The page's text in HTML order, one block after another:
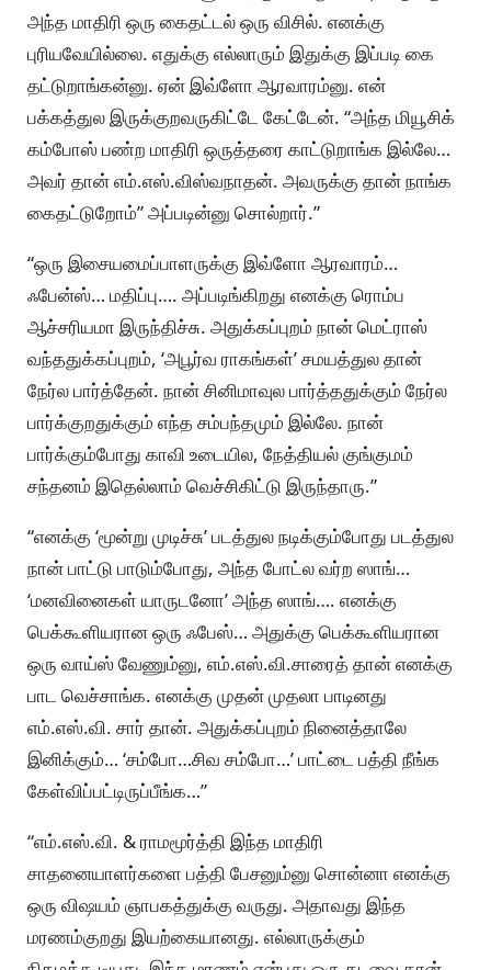
அந்த மாதிரி ஒரு கைதட்டல் ஒரு விசில். எனக்கு
புரியவேயில்லை. எதுக்கு எல்லாரும் இதுக்கு இப்படி கை
தட்டுறாங்கன்னு. ஏன் இவ்ளோ ஆரவாரம்னு. என்
பக்கத்துல இருக்குறவருகிட்டே கேட்டேன். “அந்த மியூசிக்
கம்போஸ் பண்ற மாதிரி ஒருத்தரை காட்டுறாங்க இல்லே…
அவர் தான் எம்.எஸ்.விஸ்வநாதன். அவருக்கு தான் நாங்க
கைதட்டுறோம்” அப்படின்னு சொல்றார்.”
“ஒரு இசையமைப்பாளருக்கு இவ்ளோ ஆரவாரம்…
ஃபேன்ஸ்… மதிப்பு…. அப்படிங்கிறது எனக்கு ரொம்ப
ஆச்சரியமா இருந்திச்சு. அதுக்கப்புறம் நான் மெட்ராஸ்
வந்ததுக்கப்புறம், ‘அபூர்வ ராகங்கள்’ சமயத்துல தான்
நேர்ல பார்த்தேன். நான் சினிமாவுல பார்த்ததுக்கும் நேர்ல
பார்க்குறதுக்கும் எந்த சம்பந்தமும் இல்லே. நான்
பார்க்கும்போது காவி உடையில, நேத்தியல் குங்குமம்
சந்தனம் இதெல்லாம் வெச்சிகிட்டு இருந்தாரு.”
“எனக்கு ‘மூன்று முடிச்சு’ படத்துல நடிக்கும்போது படத்துல
நான் பாட்டு பாடும்போது, அந்த போட்ல வர்ற ஸாங்…
‘மனவினைகள் யாருடனோ’ அந்த ஸாங்…. எனக்கு
பெக்கூளியரான ஒரு ஃபேஸ்… அதுக்கு பெக்கூளியரான
ஒரு வாய்ஸ் வேணும்னு, எம்.எஸ்.வி.சாரைத் தான் எனக்கு
பாட வெச்சாங்க. எனக்கு முதன் முதலா பாடினது
எம்.எஸ்.வி. சார் தான். அதுக்கப்புறம் நினைத்தாலே
இனிக்கும்… ‘சம்போ…சிவ சம்போ…’ பாட்டை பத்தி நீங்க
கேள்விப்பட்டிருப்பீங்க…”
“எம்.எஸ்.வி. & ராமமூர்த்தி இந்த மாதிரி
சாதனையாளர்களை பத்தி பேசனும்னு சொன்னா எனக்கு
ஒரு விஷயம் ஞாபகத்துக்கு வருது. அதாவது இந்த
மரணம்குறது இயற்கையானது. எல்லாருக்கும்